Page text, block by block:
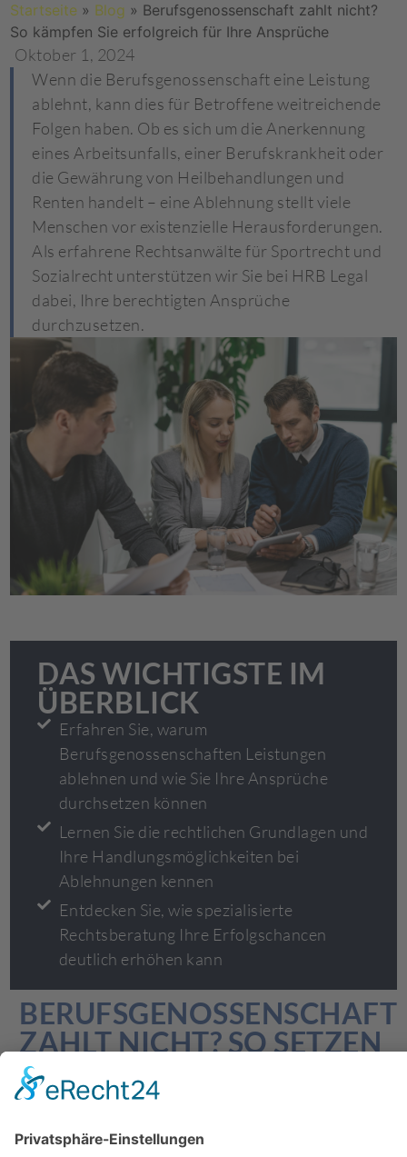
Startseite » Blog » Berufsgenossenschaft zahlt nicht?
So kämpfen Sie erfolgreich für Ihre Ansprüche
Oktober 1, 2024
Wenn die Berufsgenossenschaft eine Leistung
ablehnt, kann dies für Betroffene weitreichende
Folgen haben. Ob es sich um die Anerkennung
eines Arbeitsunfalls, einer Berufskrankheit oder
die Gewährung von Heilbehandlungen und
Renten handelt – eine Ablehnung stellt viele
Menschen vor existenzielle Herausforderungen.
Als erfahrene Rechtsanwälte für Sportrecht und
Sozialrecht unterstützen wir Sie bei HRB Legal
dabei, Ihre berechtigten Ansprüche
durchzusetzen.
DAS WICHTIGSTE IM
ÜBERBLICK
Erfahren Sie, warum
Berufsgenossenschaften Leistungen
ablehnen und wie Sie Ihre Ansprüche
durchsetzen können
Lernen Sie die rechtlichen Grundlagen und
Ihre Handlungsmöglichkeiten bei
Ablehnungen kennen
Entdecken Sie, wie spezialisierte
Rechtsberatung Ihre Erfolgschancen
deutlich erhöhen kann
BERUFSGENOSSENSCHAFT
ZAHLT NICHT? SO SETZEN
SIE IHRE ANSPRÜCHE
DURCH
ablehnt, kann dies für Betroffene weitreichende